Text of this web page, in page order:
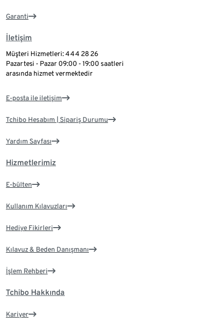
Garanti
İletişim
Müşteri Hizmetleri: 444 28 26
Pazartesi - Pazar 09:00 - 19:00 saatleri
arasında hizmet vermektedir
E-posta ile iletişim
Tchibo Hesabım | Sipariş Durumu
Yardım Sayfası
Hizmetlerimiz
E-bülten
Kullanım Kılavuzları
Hediye Fikirleri
Kılavuz & Beden Danışmanı
İşlem Rehberi
Tchibo Hakkında
Kariyer